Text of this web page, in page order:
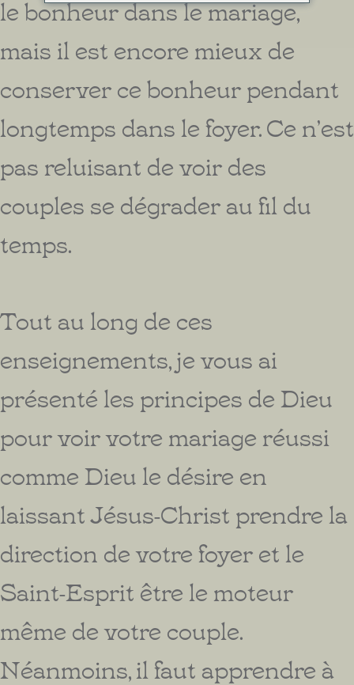
le bonheur dans le mariage,
mais il est encore mieux de
conserver ce bonheur pendant
longtemps dans le foyer. Ce n’est
pas reluisant de voir des
couples se dégrader au fil du
temps.
Tout au long de ces
enseignements, je vous ai
présenté les principes de Dieu
pour voir votre mariage réussi
comme Dieu le désire en
laissant Jésus-Christ prendre la
direction de votre foyer et le
Saint-Esprit être le moteur
même de votre couple.
Néanmoins, il faut apprendre à